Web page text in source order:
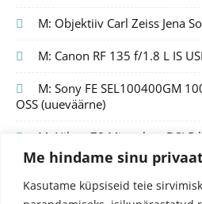
Me hindame sinu
Kasutame küpsiseid teie
M: Objektiiv Carl Zeiss Jena
M: Canon RF 135 f/1.8 L IS
M: Sony FE SEL100400GM
OSS (uueväärne)
M: Nikon Z8 Mirrorless DSLR